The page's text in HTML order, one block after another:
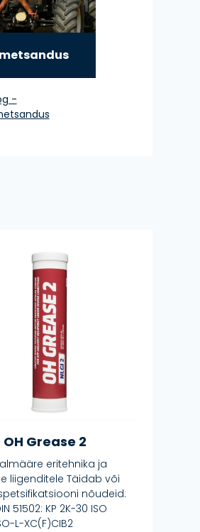
-
Grease 2
eritehnika ja
liigenditele Täidab või
nõudeid:
51502: KP 2K-30 ISO
L-XC(F)CIB2